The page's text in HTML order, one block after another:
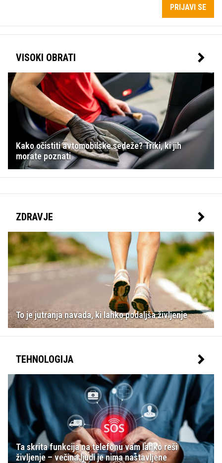
PRIJAVI SE
VISOKI OBRATI
Kako očistiti avtomobilske sedeže? Triki, ki jih
morate poznati
ZDRAVJE
To je jutranja navada, ki lahko podaljša življenje
TEHNOLOGIJA
Ta skrita funkcija na telefonu vam lahko reši
življenje – večina ljudi je nima nastavljene